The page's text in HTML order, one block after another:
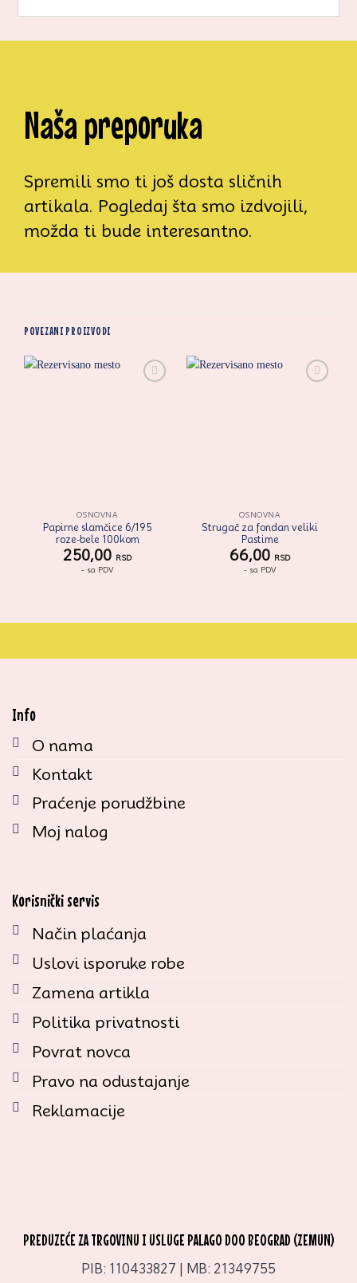
Naša preporuka
Spremili smo ti još dosta sličnih
artikala. Pogledaj šta smo izdvojili,
možda ti bude interesantno.
POVEZANI PROIZVODI
OSNOVNA
Papirne slamčice 6/195
roze-bele 100kom
250,00 RSD
- sa PDV
OSNOVNA
Strugač za fondan veliki
Pastime
66,00 RSD
- sa PDV
Info
O nama
Kontakt
Praćenje porudžbine
Moj nalog
Korisnički servis
Način plaćanja
Uslovi isporuke robe
Zamena artikla
Politika privatnosti
Povrat novca
Pravo na odustajanje
Reklamacije
PREDUZEĆE ZA TRGOVINU I USLUGE PALAGO DOO BEOGRAD (ZEMUN)
PIB: 110433827 | MB: 21349755